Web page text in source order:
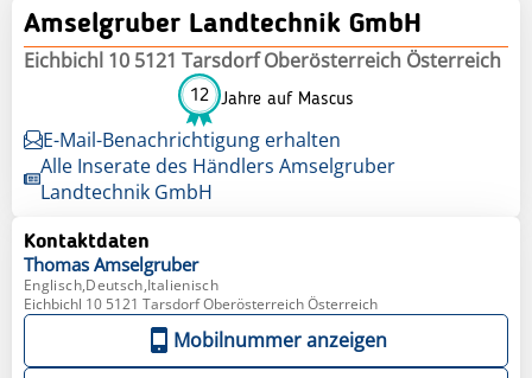
Amselgruber Landtechnik GmbH
Eichbichl 10 5121 Tarsdorf Oberösterreich Österreich
12 Jahre auf Mascus
E-Mail-Benachrichtigung erhalten
Alle Inserate des Händlers Amselgruber
Landtechnik GmbH
Kontaktdaten
Thomas Amselgruber
Englisch,Deutsch,Italienisch
Eichbichl 10 5121 Tarsdorf Oberösterreich Österreich
Mobilnummer anzeigen